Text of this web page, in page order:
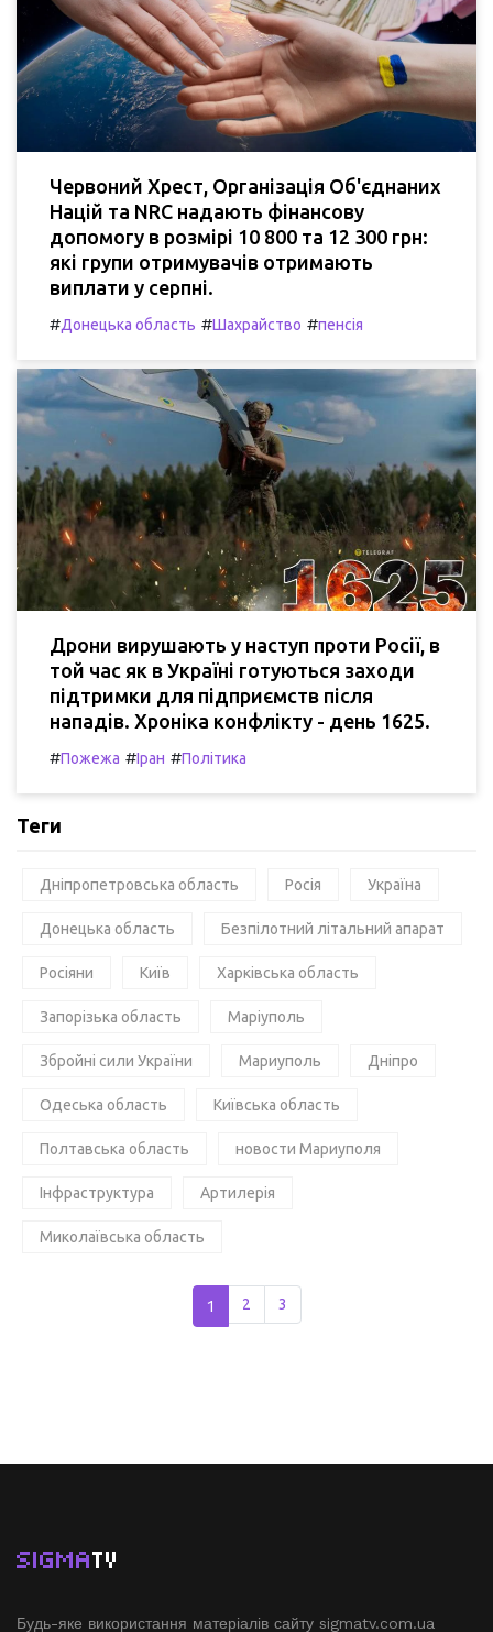
Червоний Хрест, Організація Об'єднаних
Націй та NRC надають фінансову
допомогу в розмірі 10 800 та 12 300 грн:
які групи отримувачів отримають
виплати у серпні.
#Донецька область #Шахрайство #пенсія
Дрони вирушають у наступ проти Росії, в
той час як в Україні готуються заходи
підтримки для підприємств після
нападів. Хроніка конфлікту - день 1625.
#Пожежа #Іран #Політика
Теги
Дніпропетровська область Росія Україна
Донецька область Безпілотний літальний апарат
Росіяни Київ Харківська область
Запорізька область Маріуполь
Збройні сили України Мариуполь Дніпро
Одеська область Київська область
Полтавська область новости Мариуполя
Інфраструктура Артилерія
Миколаївська область
1 2 3
SIGMATV
Будь-яке використання матеріалів сайту sigmatv.com.ua